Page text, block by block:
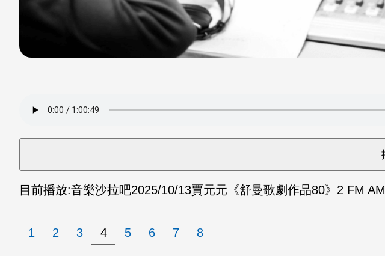
目前播放:音樂沙拉吧2025/10/13賈元元《舒曼歌劇作品80》2 FM AM
1 2 3 4 5 6 7 8